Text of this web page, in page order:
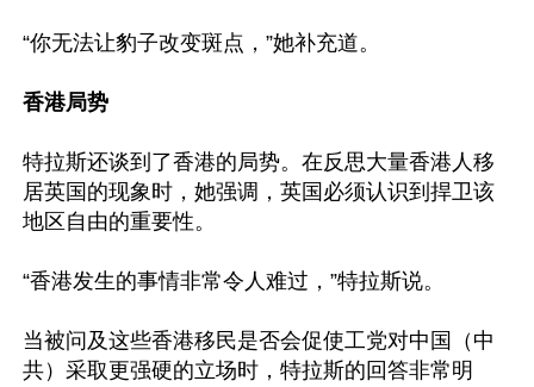
“你无法让豹子改变斑点，”她补充道。
香港局势
特拉斯还谈到了香港的局势。在反思大量香港人移
居英国的现象时，她强调，英国必须认识到捍卫该
地区自由的重要性。
“香港发生的事情非常令人难过，”特拉斯说。
当被问及这些香港移民是否会促使工党对中国（中
共）采取更强硬的立场时，特拉斯的回答非常明